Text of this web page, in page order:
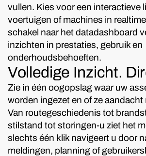
vullen. Kies voor een interactieve
voertuigen of machines in
schakel naar het datadashboard
inzichten in prestaties, gebruik en
onderhoudsbehoeften.
Volledige Inzicht.
Zie in één oogopslag waar uw
worden ingezet en of ze
Van routegeschiedenis tot
stilstand tot storingen-u ziet het
slechts één klik navigeert u door
meldingen, planning of